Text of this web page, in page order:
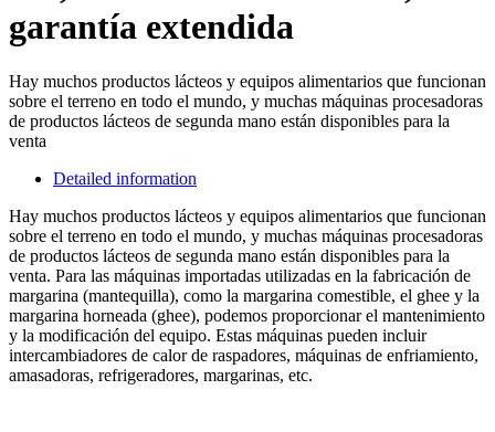
garantía extendida
Hay muchos productos lácteos y equipos alimentarios que funcionan
sobre el terreno en todo el mundo, y muchas máquinas procesadoras
de productos lácteos de segunda mano están disponibles para la
venta
Detailed information
Hay muchos productos lácteos y equipos alimentarios que funcionan
sobre el terreno en todo el mundo, y muchas máquinas procesadoras
de productos lácteos de segunda mano están disponibles para la
venta. Para las máquinas importadas utilizadas en la fabricación de
margarina (mantequilla), como la margarina comestible, el ghee y la
margarina horneada (ghee), podemos proporcionar el mantenimiento
y la modificación del equipo. Estas máquinas pueden incluir
intercambiadores de calor de raspadores, máquinas de enfriamiento,
amasadoras, refrigeradores, margarinas, etc.